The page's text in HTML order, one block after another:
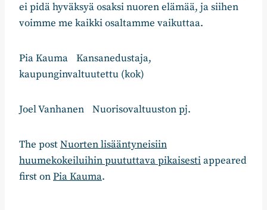
ei pidä hyväksyä osaksi nuoren elämää, ja siihen
voimme me kaikki osaltamme vaikuttaa.
Pia Kauma Kansanedustaja,
kaupunginvaltuutettu (kok)
Joel Vanhanen Nuorisovaltuuston pj.
The postNuorten lisääntyneisiin
huumekokeiluihin puututtava pikaisestiappeared
first onPia Kauma.